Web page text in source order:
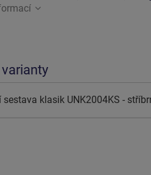
sestava klasik UNK2004KS -